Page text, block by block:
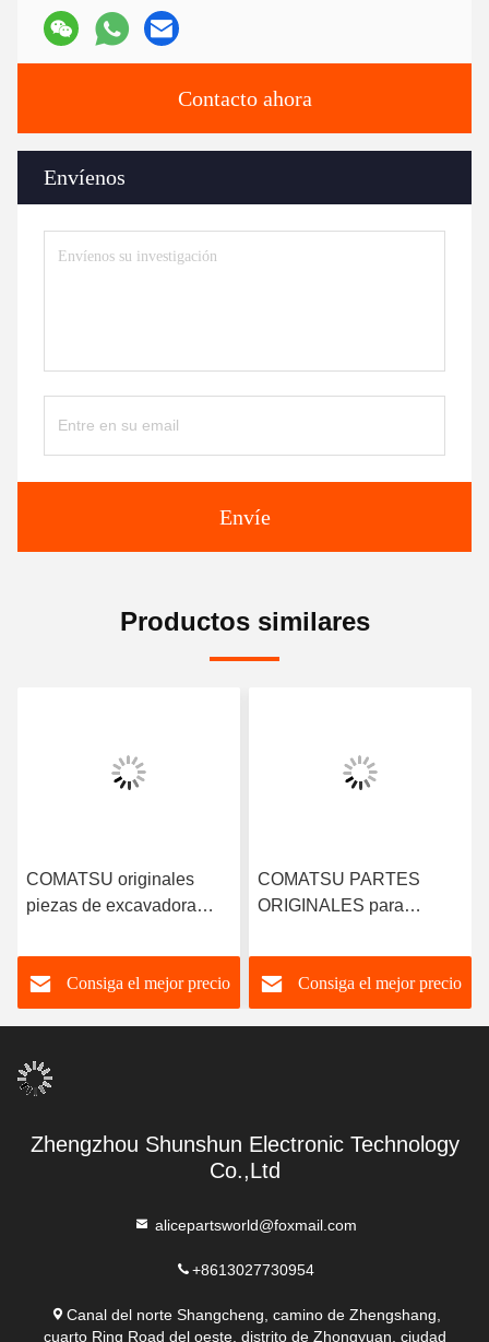
Contacto ahora
Envíenos
Envíe
Productos similares
COMATSU originales
piezas de excavadora
piezas hidráulicas 708-
2H-04690 Cuna de la
bomba Pc400-8 PHV165
pedón
Consiga el mejor precio
COMATSU PARTES
ORIGINALES para
excavadoras 708-2H-
33311 Calzado de pistón
para Komatsu PC400-7
Consiga el mejor precio
Zhengzhou Shunshun Electronic Technology
Co.,Ltd
alicepartsworld@foxmail.com
+8613027730954
Canal del norte Shangcheng, camino de Zhengshang,
cuarto Ring Road del oeste, distrito de Zhongyuan, ciudad